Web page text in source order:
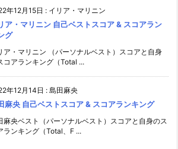
年12月15日 : イリア・マリニン
ア・マリニン 自己ベストスコア & スコアラン
グ
ア・マリニン （パーソナルベスト）スコアと自身
コアランキング（Total ...
年12月14日 : 島田麻央
麻央 自己ベストスコア & スコアランキング
麻央ベスト（パーソナルベスト）スコアと自身のス
ランキング（Total、F ...